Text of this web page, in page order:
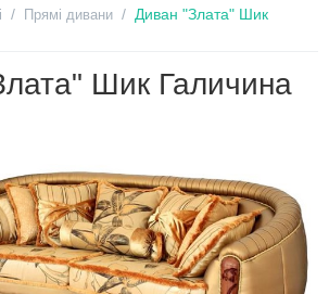
/ Прямі дивани / Диван "Злата" Шик
Шик Галичина